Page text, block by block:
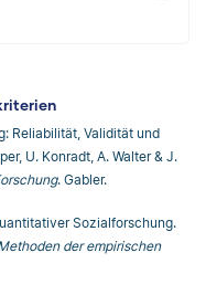
Reliabilität, Validität und
U. Konradt, A. Walter & J.
. Gabler.
Sozialforschung.
der empirischen